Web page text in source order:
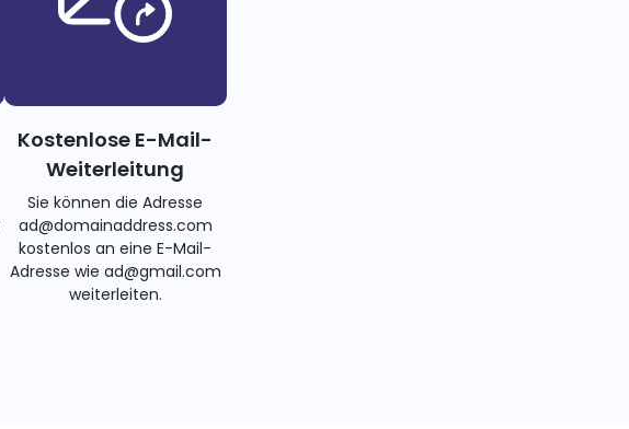
Kostenlose E-Mail-
Weiterleitung
Sie können die Adresse
ad@domainaddress.com
kostenlos an eine E-Mail-
Adresse wie ad@gmail.com
weiterleiten.